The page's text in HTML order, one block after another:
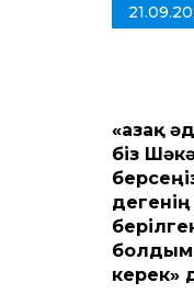
«Қазақ
біз
болдым
керек»